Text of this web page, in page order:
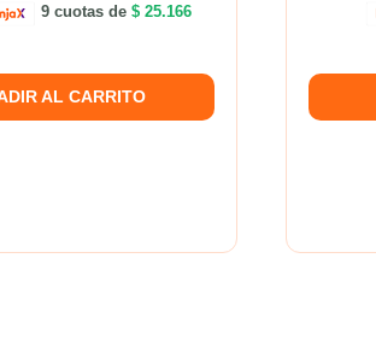
9 cuotas de$ 25.166
AL CARRITO